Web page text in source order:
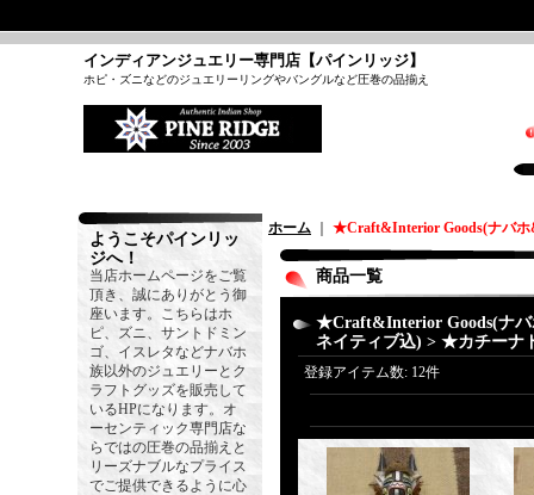
インディアンジュエリー専門店【パインリッジ】
ホピ・ズニなどのジュエリーリングやバングルなど圧巻の品揃え
ようこそパインリッ
ジへ！
当店ホームページをご覧
頂き、誠にありがとう御
座います。こちらはホ
ピ、ズニ、サントドミン
ゴ、イスレタなどナバホ
族以外のジュエリーとク
ラフトグッズを販売して
いるHPになります。オ
ーセンティック専門店な
らではの圧巻の品揃えと
リーズナブルなプライス
でご提供できるように心
ホーム ★Craft&Interior Goods(ナバ
商品一覧
★Craft&Interior Goods(ナ
ネイティブ込) > ★カチーナ
登録アイテム数: 12件